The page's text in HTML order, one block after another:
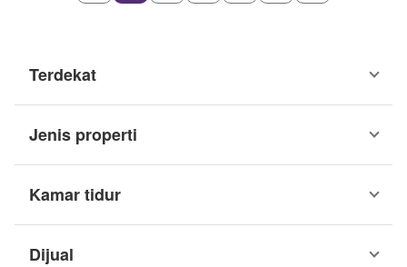
Terdekat
Jenis properti
Kamar tidur
Dijual